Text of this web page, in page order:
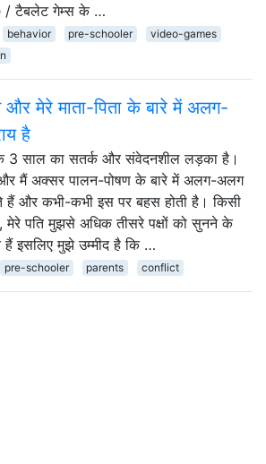
/ टैबलेट गेम्स के …
behavior pre-schooler
video-games
और मेरे माता-पिता के बारे में अलग-
है
3 साल का सतर्क और संवेदनशील लड़का है।
मैं अक्सर पालन-पोषण के बारे में अलग-अलग
हैं और कभी-कभी इस पर बहस होती है। किसी
मेरे पति मुझसे अधिक तीसरे पक्षों को सुनने के
हैं इसलिए मुझे उम्मीद है कि …
pre-schooler parents conflict